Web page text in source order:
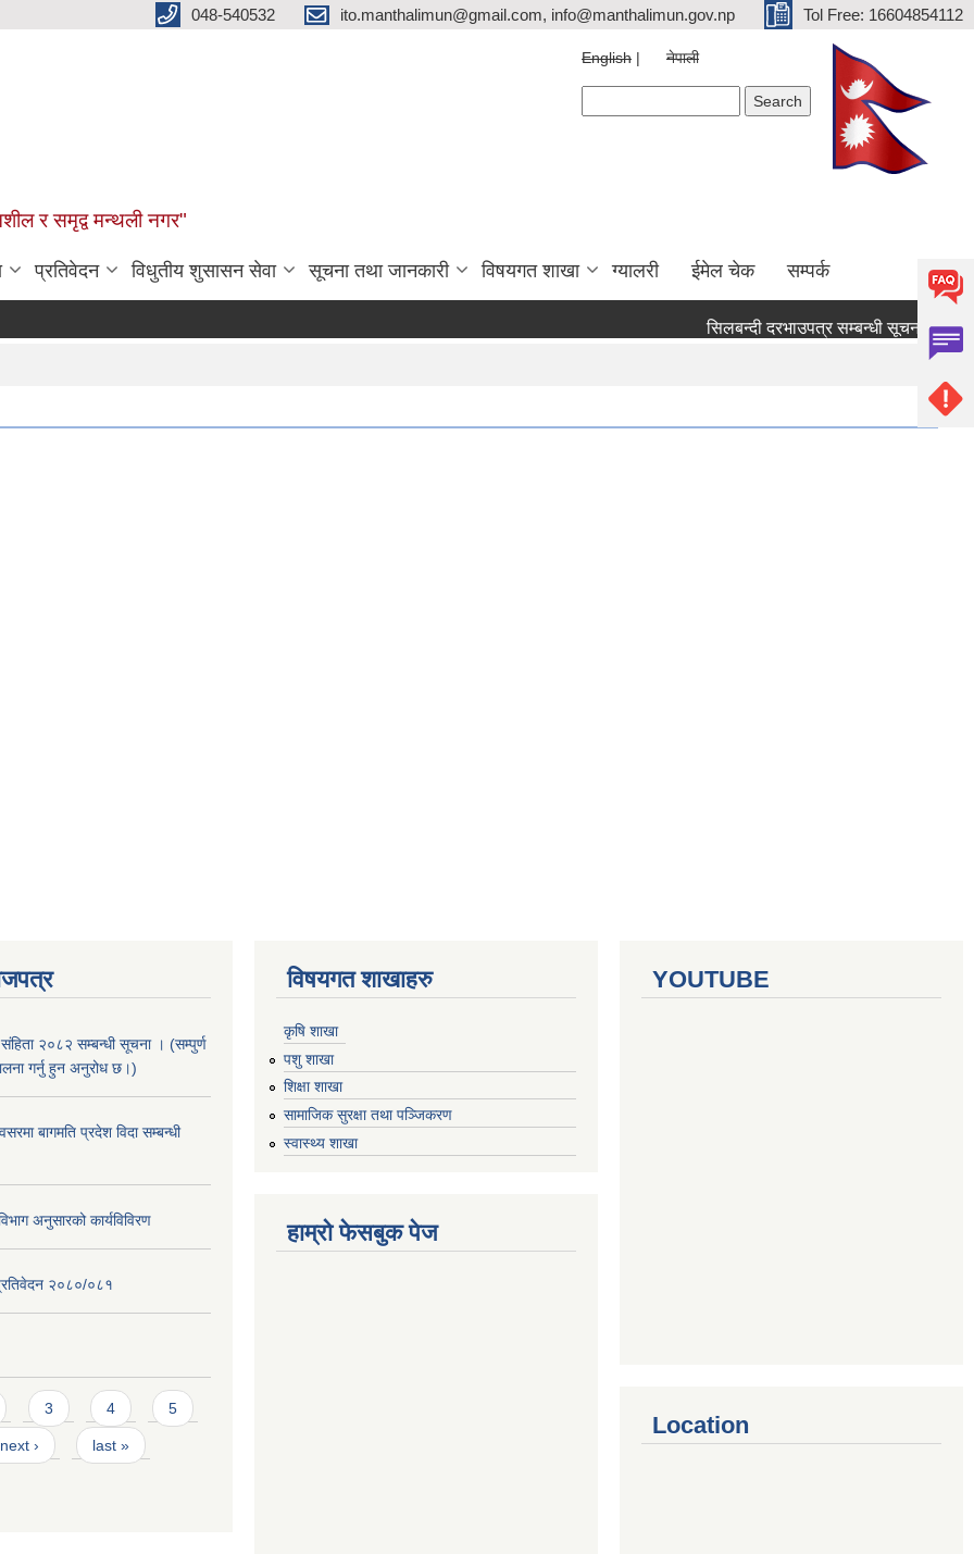
048-540532 ito.manthalimun@gmail.com, info@manthalimun.gov.np Tol Free: 16604854112
र समृद्व मन्थली नगर"
English नेपाली
प्रतिवेदन विधुतीय शुसासन सेवा सूचना तथा जानकारी विषयगत शाखा ग्यालरी ईमेल चेक सम्पर्क
सिलबन्दी दरभाउपत्र सम्बन्धी सूचना ।
संहिता २०८२ सम्बन्धी सूचना । (सम्पुर्ण
गर्नु हुन अनुरोध छ।)
बागमति प्रदेश विदा सम्बन्धी
अनुसारको कार्यविविरण
२०८०/०८१
3 4 5
next › last »
विषयगत शाखाहरु
कृषि शाखा
पशु शाखा
शिक्षा शाखा
सामाजिक सुरक्षा तथा पञ्जिकरण
स्वास्थ्य शाखा
हाम्रो फेसबुक पेज
YOUTUBE
Location